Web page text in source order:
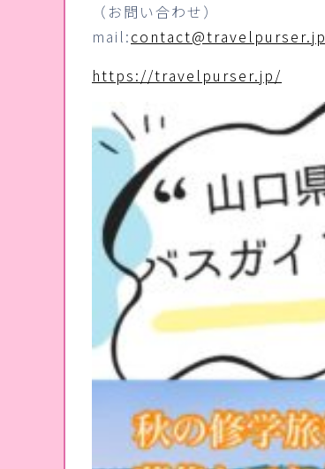
（お問い合わせ）
mail:contact@travelpurser.jp
https://travelpurser.jp/